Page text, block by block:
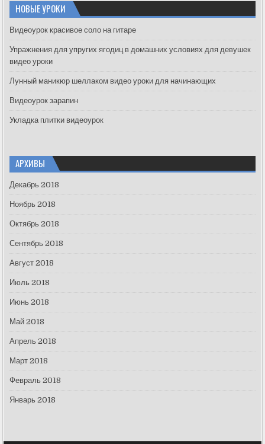
h
f
r
:
НОВЫЕ УРОКИ
Видеоурок красивое соло на гитаре
Упражнения для упругих ягодиц в домашних условиях для девушек
видео уроки
Лунный маникюр шеллаком видео уроки для начинающих
Видеоурок зарапин
Укладка плитки видеоурок
АРХИВЫ
Декабрь 2018
Ноябрь 2018
Октябрь 2018
Сентябрь 2018
Август 2018
Июль 2018
Июнь 2018
Май 2018
Апрель 2018
Март 2018
Февраль 2018
Январь 2018